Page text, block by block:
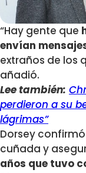
“Hay gente que
envían
extraños de los
añadió.
Lee también:
perdieron a su
lágrimas”
Dorsey
cuñada y
años que tuvo